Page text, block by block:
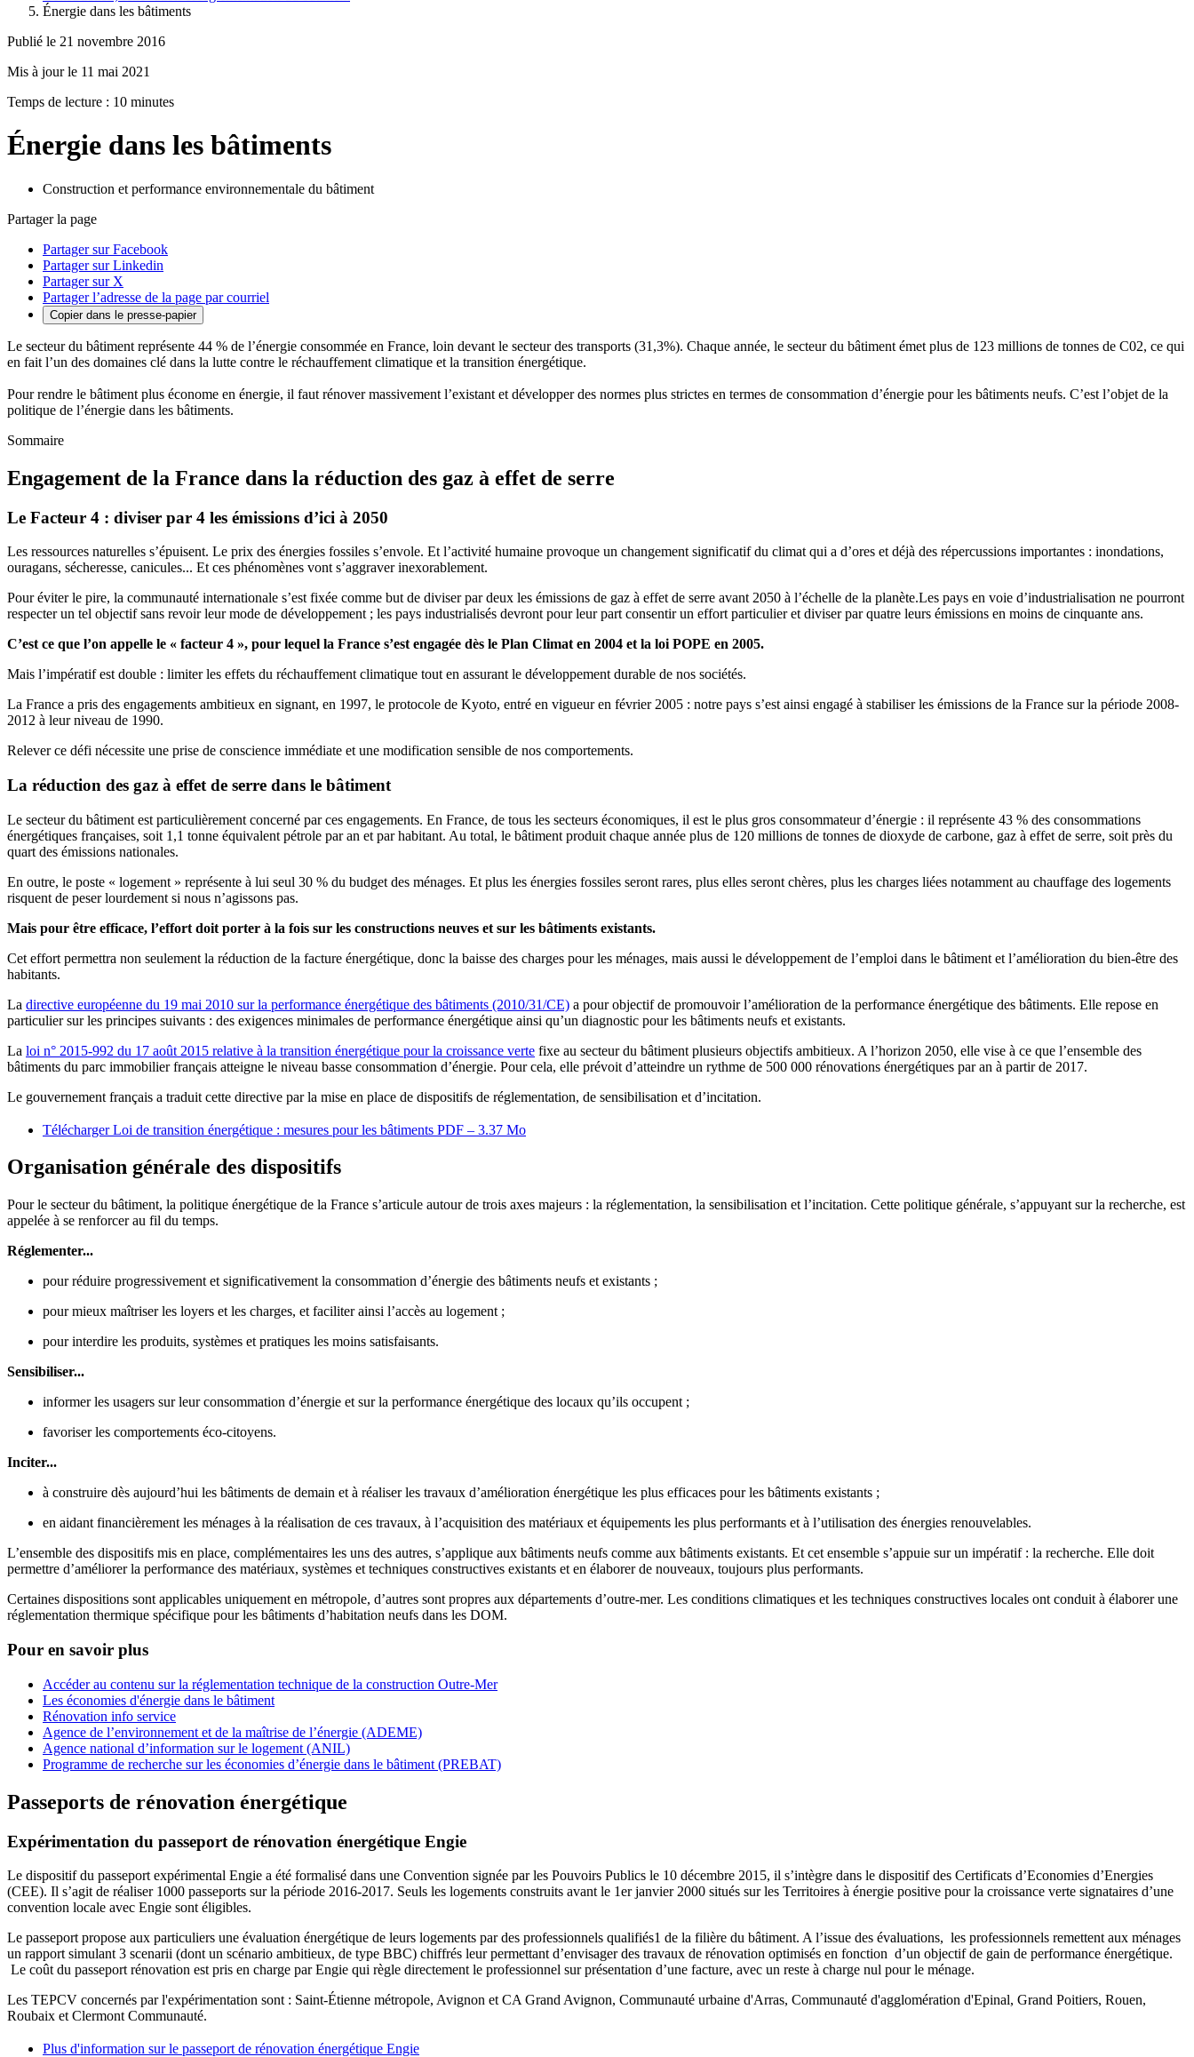
Énergie dans les bâtiments
Publié le 21 novembre 2016
Mis à jour le 11 mai 2021
Temps de lecture : 10 minutes
Énergie dans les bâtiments
Construction et performance environnementale du bâtiment
Partager la page
Partager sur Facebook
Partager sur Linkedin
Partager sur X
Partager l’adresse de la page par courriel
Copier dans le presse-papier
Le secteur du bâtiment représente 44 % de l’énergie consommée en France, loin devant le secteur des transports (31,3%). Chaque année, le secteur du bâtiment émet plus de 123 millions de tonnes de C02, ce qui
en fait l’un des domaines clé dans la lutte contre le réchauffement climatique et la transition énergétique.
Pour rendre le bâtiment plus économe en énergie, il faut rénover massivement l’existant et développer des normes plus strictes en termes de consommation d’énergie pour les bâtiments neufs. C’est l’objet de la
politique de l’énergie dans les bâtiments.
Sommaire
Engagement de la France dans la réduction des gaz à effet de serre
Le Facteur 4 : diviser par 4 les émissions d’ici à 2050
Les ressources naturelles s’épuisent. Le prix des énergies fossiles s’envole. Et l’activité humaine provoque un changement significatif du climat qui a d’ores et déjà des répercussions importantes : inondations,
ouragans, sécheresse, canicules... Et ces phénomènes vont s’aggraver inexorablement.
Pour éviter le pire, la communauté internationale s’est fixée comme but de diviser par deux les émissions de gaz à effet de serre avant 2050 à l’échelle de la planète.Les pays en voie d’industrialisation ne pourront
respecter un tel objectif sans revoir leur mode de développement ; les pays industrialisés devront pour leur part consentir un effort particulier et diviser par quatre leurs émissions en moins de cinquante ans.
C’est ce que l’on appelle le « facteur 4 », pour lequel la France s’est engagée dès le Plan Climat en 2004 et la loi POPE en 2005.
Mais l’impératif est double : limiter les effets du réchauffement climatique tout en assurant le développement durable de nos sociétés.
La France a pris des engagements ambitieux en signant, en 1997, le protocole de Kyoto, entré en vigueur en février 2005 : notre pays s’est ainsi engagé à stabiliser les émissions de la France sur la période 2008-
2012 à leur niveau de 1990.
Relever ce défi nécessite une prise de conscience immédiate et une modification sensible de nos comportements.
La réduction des gaz à effet de serre dans le bâtiment
Le secteur du bâtiment est particulièrement concerné par ces engagements. En France, de tous les secteurs économiques, il est le plus gros consommateur d’énergie : il représente 43 % des consommations
énergétiques françaises, soit 1,1 tonne équivalent pétrole par an et par habitant. Au total, le bâtiment produit chaque année plus de 120 millions de tonnes de dioxyde de carbone, gaz à effet de serre, soit près du
quart des émissions nationales.
En outre, le poste « logement » représente à lui seul 30 % du budget des ménages. Et plus les énergies fossiles seront rares, plus elles seront chères, plus les charges liées notamment au chauffage des logements
risquent de peser lourdement si nous n’agissons pas.
Mais pour être efficace, l’effort doit porter à la fois sur les constructions neuves et sur les bâtiments existants.
Cet effort permettra non seulement la réduction de la facture énergétique, donc la baisse des charges pour les ménages, mais aussi le développement de l’emploi dans le bâtiment et l’amélioration du bien-être des
habitants.
La directive européenne du 19 mai 2010 sur la performance énergétique des bâtiments (2010/31/CE) a pour objectif de promouvoir l’amélioration de la performance énergétique des bâtiments. Elle repose en
particulier sur les principes suivants : des exigences minimales de performance énergétique ainsi qu’un diagnostic pour les bâtiments neufs et existants.
La loi n° 2015-992 du 17 août 2015 relative à la transition énergétique pour la croissance verte fixe au secteur du bâtiment plusieurs objectifs ambitieux. A l’horizon 2050, elle vise à ce que l’ensemble des
bâtiments du parc immobilier français atteigne le niveau basse consommation d’énergie. Pour cela, elle prévoit d’atteindre un rythme de 500 000 rénovations énergétiques par an à partir de 2017.
Le gouvernement français a traduit cette directive par la mise en place de dispositifs de réglementation, de sensibilisation et d’incitation.
Télécharger Loi de transition énergétique : mesures pour les bâtiments PDF – 3.37 Mo
Organisation générale des dispositifs
Pour le secteur du bâtiment, la politique énergétique de la France s’articule autour de trois axes majeurs : la réglementation, la sensibilisation et l’incitation. Cette politique générale, s’appuyant sur la recherche, est
appelée à se renforcer au fil du temps.
Réglementer...
pour réduire progressivement et significativement la consommation d’énergie des bâtiments neufs et existants ;
pour mieux maîtriser les loyers et les charges, et faciliter ainsi l’accès au logement ;
pour interdire les produits, systèmes et pratiques les moins satisfaisants.
Sensibiliser...
informer les usagers sur leur consommation d’énergie et sur la performance énergétique des locaux qu’ils occupent ;
favoriser les comportements éco-citoyens.
Inciter...
à construire dès aujourd’hui les bâtiments de demain et à réaliser les travaux d’amélioration énergétique les plus efficaces pour les bâtiments existants ;
en aidant financièrement les ménages à la réalisation de ces travaux, à l’acquisition des matériaux et équipements les plus performants et à l’utilisation des énergies renouvelables.
L’ensemble des dispositifs mis en place, complémentaires les uns des autres, s’applique aux bâtiments neufs comme aux bâtiments existants. Et cet ensemble s’appuie sur un impératif : la recherche. Elle doit
permettre d’améliorer la performance des matériaux, systèmes et techniques constructives existants et en élaborer de nouveaux, toujours plus performants.
Certaines dispositions sont applicables uniquement en métropole, d’autres sont propres aux départements d’outre-mer. Les conditions climatiques et les techniques constructives locales ont conduit à élaborer une
réglementation thermique spécifique pour les bâtiments d’habitation neufs dans les DOM.
Pour en savoir plus
Accéder au contenu sur la réglementation technique de la construction Outre-Mer
Les économies d'énergie dans le bâtiment
Rénovation info service
Agence de l’environnement et de la maîtrise de l’énergie (ADEME)
Agence national d’information sur le logement (ANIL)
Programme de recherche sur les économies d’énergie dans le bâtiment (PREBAT)
Passeports de rénovation énergétique
Expérimentation du passeport de rénovation énergétique Engie
Le dispositif du passeport expérimental Engie a été formalisé dans une Convention signée par les Pouvoirs Publics le 10 décembre 2015, il s’intègre dans le dispositif des Certificats d’Economies d’Energies
(CEE). Il s’agit de réaliser 1000 passeports sur la période 2016-2017. Seuls les logements construits avant le 1er janvier 2000 situés sur les Territoires à énergie positive pour la croissance verte signataires d’une
convention locale avec Engie sont éligibles.
Le passeport propose aux particuliers une évaluation énergétique de leurs logements par des professionnels qualifiés1 de la filière du bâtiment. A l’issue des évaluations, les professionnels remettent aux ménages
un rapport simulant 3 scenarii (dont un scénario ambitieux, de type BBC) chiffrés leur permettant d’envisager des travaux de rénovation optimisés en fonction d’un objectif de gain de performance énergétique.
Le coût du passeport rénovation est pris en charge par Engie qui règle directement le professionnel sur présentation d’une facture, avec un reste à charge nul pour le ménage.
Les TEPCV concernés par l'expérimentation sont : Saint-Étienne métropole, Avignon et CA Grand Avignon, Communauté urbaine d'Arras, Communauté d'agglomération d'Epinal, Grand Poitiers, Rouen,
Roubaix et Clermont Communauté.
Plus d'information sur le passeport de rénovation énergétique Engie